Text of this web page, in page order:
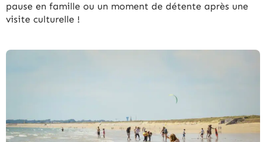
pause en famille ou un moment de détente après une
visite culturelle !